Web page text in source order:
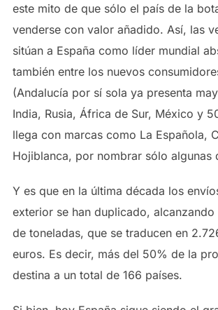
este mito de que sólo el país de la
venderse con valor añadido. Así, las
sitúan a España como líder mundial
también entre los nuevos
(Andalucía por sí sola ya presenta
India, Rusia, África de Sur, México y
llega con marcas como La Española,
Hojiblanca, por nombrar sólo algunas
Y es que en la última década los
exterior se han duplicado, alcanzando
de toneladas, que se traducen en
euros. Es decir, más del 50% de la
destina a un total de 166 países.